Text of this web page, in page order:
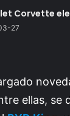
Corvette
27
ellas, se